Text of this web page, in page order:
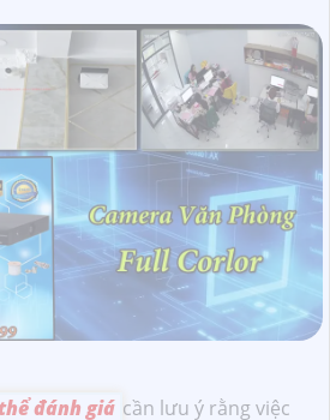
đánh giá cần lưu ý rằng việc